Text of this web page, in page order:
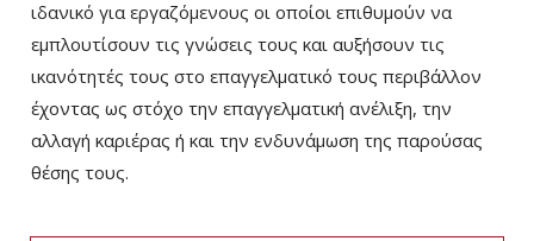
ιδανικό για εργαζόμενους οι οποίοι επιθυμούν να
εμπλουτίσουν τις γνώσεις τους και αυξήσουν τις
ικανότητές τους στο επαγγελματικό τους περιβάλλον
έχοντας ως στόχο την επαγγελματική ανέλιξη, την
αλλαγή καριέρας ή και την ενδυνάμωση της παρούσας
θέσης τους.